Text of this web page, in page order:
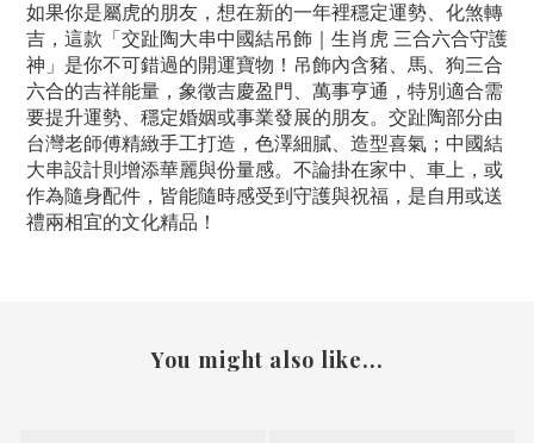
如果你是屬虎的朋友，想在新的一年裡穩定運勢、化煞轉
吉，這款「交趾陶大串中國結吊飾｜生肖虎 三合六合守護
神」是你不可錯過的開運寶物！吊飾內含豬、馬、狗三合
六合的吉祥能量，象徵吉慶盈門、萬事亨通，特別適合需
要提升運勢、穩定婚姻或事業發展的朋友。交趾陶部分由
台灣老師傅精緻手工打造，色澤細膩、造型喜氣；中國結
大串設計則增添華麗與份量感。不論掛在家中、車上，或
作為隨身配件，皆能隨時感受到守護與祝福，是自用或送
禮兩相宜的文化精品！
You might also like...